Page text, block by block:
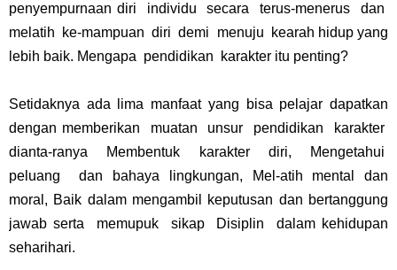
penyempurnaan diri individu secara terus-menerus dan
melatih ke-mampuan diri demi menuju kearah hidup yang
lebih baik. Mengapa pendidikan karakter itu penting?
Setidaknya ada lima manfaat yang bisa pelajar dapatkan
dengan memberikan muatan unsur pendidikan karakter
dianta-ranya Membentuk karakter diri, Mengetahui
peluang dan bahaya lingkungan, Mel-atih mental dan
moral, Baik dalam mengambil keputusan dan bertanggung
jawab serta memupuk sikap Disiplin dalam kehidupan
seharihari.